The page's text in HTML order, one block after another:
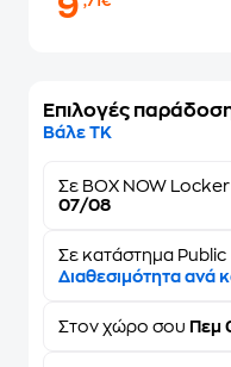
9
Επιλογές
Βάλε ΤΚ
Σε BOX NOW Locker
07/08
Σε κατάστημα Public
Διαθεσιμότητα ανά
Στον χώρο σου Πεμ